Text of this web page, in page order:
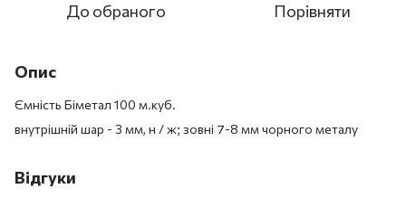
До обраного Порівняти
Опис
Ємність Біметал 100 м.куб.
внутрішній шар - 3 мм, н / ж; зовні 7-8 мм чорного металу
Відгуки